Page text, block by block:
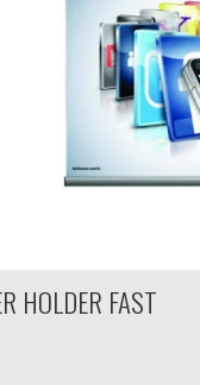
HOLDER FAST